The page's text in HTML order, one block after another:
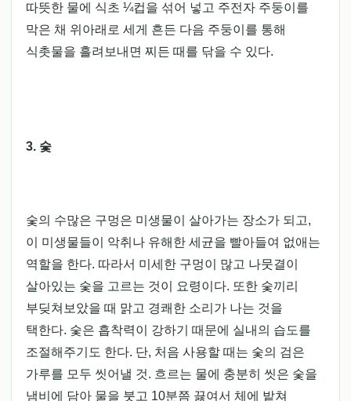
따뜻한 물에 식초 ¼컵을 섞어 넣고 주전자 주둥이를
막은 채 위아래로 세게 흔든 다음 주둥이를 통해
식촛물을 흘려보내면 찌든 때를 닦을 수 있다.
3. 숯
숯의 수많은 구멍은 미생물이 살아가는 장소가 되고,
이 미생물들이 악취나 유해한 세균을 빨아들여 없애는
역할을 한다. 따라서 미세한 구멍이 많고 나뭇결이
살아있는 숯을 고르는 것이 요령이다. 또한 숯끼리
부딪쳐보았을 때 맑고 경쾌한 소리가 나는 것을
택한다. 숯은 흡착력이 강하기 때문에 실내의 습도를
조절해주기도 한다. 단, 처음 사용할 때는 숯의 검은
가루를 모두 씻어낼 것. 흐르는 물에 충분히 씻은 숯을
냄비에 담아 물을 붓고 10분쯤 끓여서 체에 밭쳐